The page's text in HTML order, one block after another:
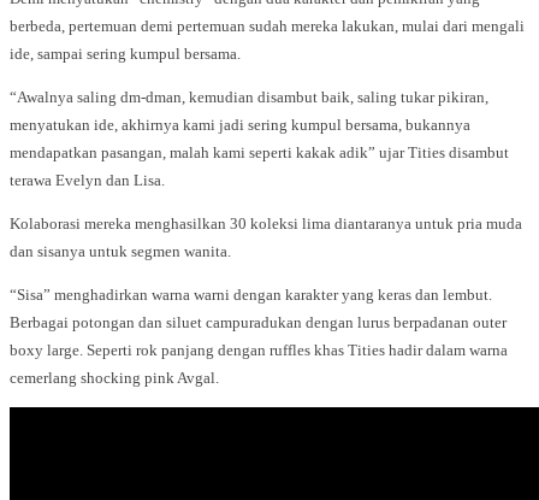
berbeda, pertemuan demi pertemuan sudah mereka lakukan, mulai dari mengali
ide, sampai sering kumpul bersama.
“Awalnya saling dm-dman, kemudian disambut baik, saling tukar pikiran,
menyatukan ide, akhirnya kami jadi sering kumpul bersama, bukannya
mendapatkan pasangan, malah kami seperti kakak adik” ujar Tities disambut
terawa Evelyn dan Lisa.
Kolaborasi mereka menghasilkan 30 koleksi lima diantaranya untuk pria muda
dan sisanya untuk segmen wanita.
“Sisa” menghadirkan warna warni dengan karakter yang keras dan lembut.
Berbagai potongan dan siluet campuradukan dengan lurus berpadanan outer
boxy large. Seperti rok panjang dengan ruffles khas Tities hadir dalam warna
cemerlang shocking pink Avgal.